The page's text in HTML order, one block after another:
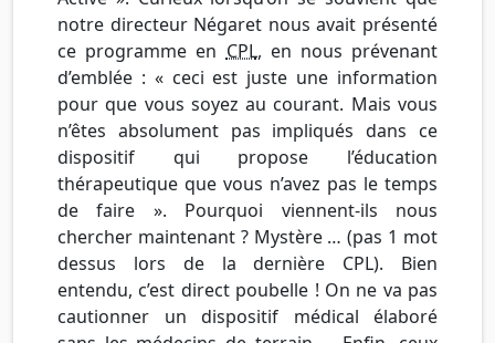
notre directeur Négaret nous avait présenté
ce programme en CPL, en nous prévenant
d’emblée : « ceci est juste une information
pour que vous soyez au courant. Mais vous
n’êtes absolument pas impliqués dans ce
dispositif qui propose l’éducation
thérapeutique que vous n’avez pas le temps
de faire ». Pourquoi viennent-ils nous
chercher maintenant ? Mystère … (pas 1 mot
dessus lors de la dernière CPL). Bien
entendu, c’est direct poubelle ! On ne va pas
cautionner un dispositif médical élaboré